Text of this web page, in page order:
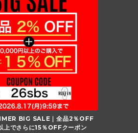
BIG SALE｜全品2％OFF
でさらに15％OFFクーポン